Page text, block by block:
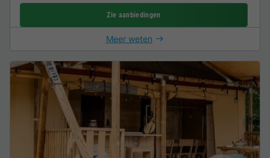
Zie aanbiedingen
Meer weten